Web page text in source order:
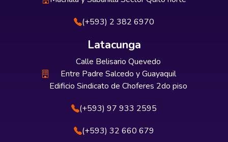
(+593) 2 382 6970
Latacunga
Calle Belisario Quevedo
Entre Padre Salcedo y Guayaquil
Edificio Sindicato de Choferes 2do piso
(+593) 97 933 2595
(+593) 32 660 679